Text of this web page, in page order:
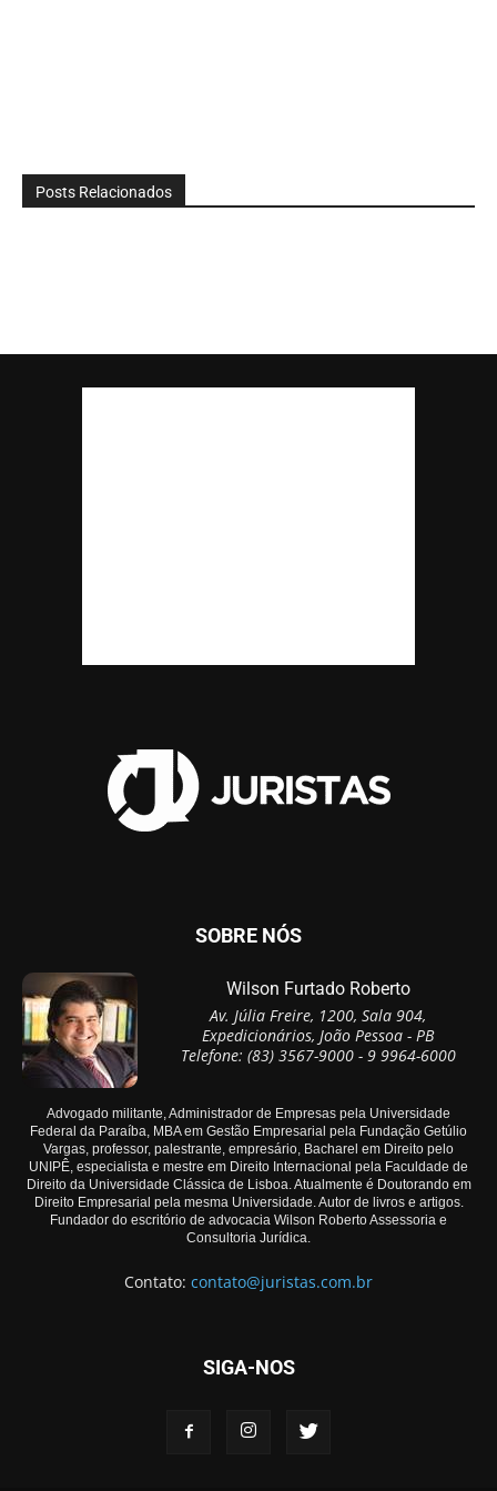
Posts Relacionados
SOBRE NÓS
Wilson Furtado Roberto
Av. Júlia Freire, 1200, Sala 904,
Expedicionários, João Pessoa - PB
Telefone: (83) 3567-9000 - 9 9964-6000
Advogado militante, Administrador de Empresas pela Universidade
Federal da Paraíba, MBA em Gestão Empresarial pela Fundação Getúlio
Vargas, professor, palestrante, empresário, Bacharel em Direito pelo
UNIPÊ, especialista e mestre em Direito Internacional pela Faculdade de
Direito da Universidade Clássica de Lisboa. Atualmente é Doutorando em
Direito Empresarial pela mesma Universidade. Autor de livros e artigos.
Fundador do escritório de advocacia Wilson Roberto Assessoria e
Consultoria Jurídica.
Contato: contato@juristas.com.br
SIGA-NOS